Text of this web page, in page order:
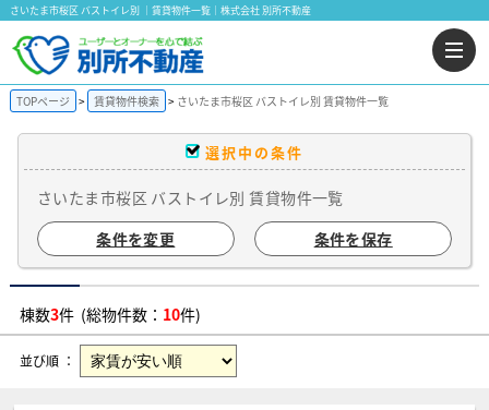
さいたま市桜区 バストイレ別 ｜賃貸物件一覧｜株式会社 別所不動産
TOPページ 賃貸物件検索 さいたま市桜区 バストイレ別 賃貸物件一覧
選択中の条件
さいたま市桜区 バストイレ別 賃貸物件一覧
条件を変更
条件を保存
棟数3件 (総物件数： 10件)
並び順 ：